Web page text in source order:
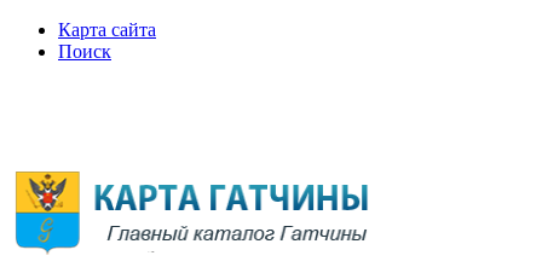
Карта сайта
Поиск